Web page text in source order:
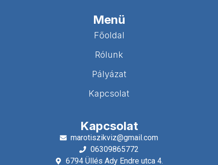
Menü
Főoldal
Rólunk
Pályázat
Kapcsolat
Kapcsolat
marotiszikviz@gmail.com
06309865772
6794 Üllés Ady Endre utca 4.